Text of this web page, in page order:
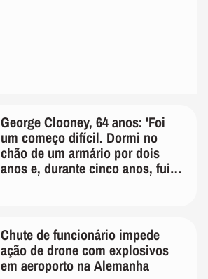
George Clooney, 64 anos: 'Foi
um começo difícil. Dormi no
chão de um armário por dois
anos e, durante cinco anos, fui
Chute de funcionário impede
ação de drone com explosivos
em aeroporto na Alemanha